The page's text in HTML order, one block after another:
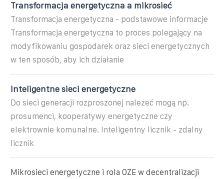
Transformacja energetyczna a mikrosieć
Transformacja energetyczna - podstawowe informacje
Transformacja energetyczna to proces polegający na
modyfikowaniu gospodarek oraz sieci energetycznych
w ten sposób, aby ich działanie
Inteligentne sieci energetyczne
Do sieci generacji rozproszonej należeć mogą np.
prosumenci, kooperatywy energetyczne czy
elektrownie komunalne. Inteligentny licznik - zdalny
licznik
Mikrosieci energetyczne i rola OZE w decentralizacji